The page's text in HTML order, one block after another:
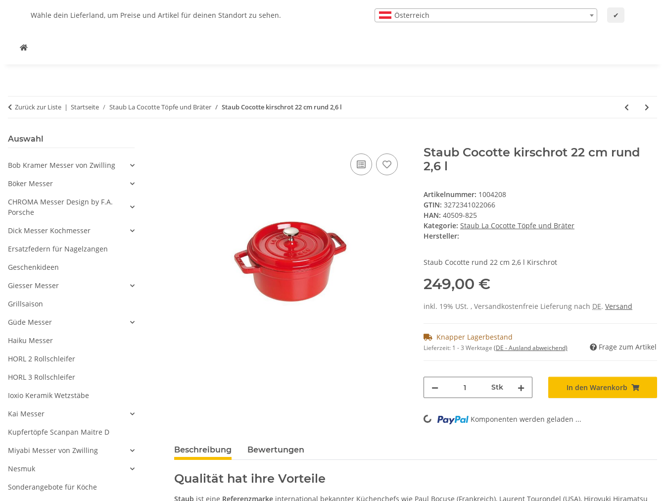
Wähle dein Lieferland, um Preise und Artikel für deinen Standort zu sehen. Österreich ✔
Zurück zur Liste Startseite Staub La Cocotte Töpfe und Bräter Staub Cocotte kirschrot 22 cm rund 2,6 l
Staub Cocotte kirschrot 22 cm rund
2,6 l
Artikelnummer: 1004208
GTIN: 3272341022066
HAN: 40509-825
Kategorie: Staub La Cocotte Töpfe und Bräter
Hersteller:
Staub Cocotte rund 22 cm 2,6 l Kirschrot
249,00 €
inkl. 19% USt. , Versandkostenfreie Lieferung nach DE. Versand
Knapper Lagerbestand
Lieferzeit: 1 - 3 Werktage (DE - Ausland abweichend) Frage zum Artikel
Stk In den Warenkorb
Loading... Komponenten werden geladen ...
Beschreibung Bewertungen
Qualität hat ihre Vorteile
Staub ist eine Referenzmarke international bekannter Küchenchefs wie Paul Bocuse (Frankreich), Laurent Tourondel (USA), Hiroyuki Hiramatsu
Auswahl
Bob Kramer Messer von Zwilling
Böker Messer
CHROMA Messer Design by F.A.
Porsche
Dick Messer Kochmesser
Ersatzfedern für Nagelzangen
Geschenkideen
Giesser Messer
Grillsaison
Güde Messer
Haiku Messer
HORL 2 Rollschleifer
HORL 3 Rollschleifer
Ioxio Keramik Wetzstäbe
Kai Messer
Kupfertöpfe Scanpan Maitre D
Miyabi Messer von Zwilling
Nesmuk
Sonderangebote für Köche